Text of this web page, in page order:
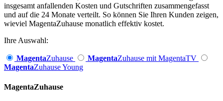
insgesamt anfallenden Kosten und Gutschriften zusammengefasst
und auf die 24 Monate verteilt. So können Sie Ihren Kunden zeigen,
wieviel MagentaZuhause monatlich effektiv kostet.
Ihre Auswahl:
MagentaZuhause MagentaZuhause mit MagentaTV
MagentaZuhause Young
Magenta­Zuhause